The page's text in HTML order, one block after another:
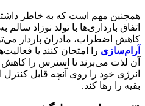
همچنین مهم است که به خاطر
اتفاق بارداری‌ها با تولد نوزاد
کاهش اضطراب، مادران باردار
آرام‌سازی را امتحان کنند یا
آن لذت می‌برند تا استرس را کاهش
انرژی خود را روی آنچه قابل
بقیه را رها کند.